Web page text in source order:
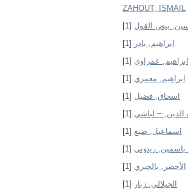
ZAHOUT, ISMAIL
بيض القول [1]
ابراهيم, بادر
[1]
ابراهيم, عمراوي [1]
ابراهيم, معمري [1]
اسحاق, فضيل [1]
− لباشي [1]
اسماعيل, ضبع [1]
ياسمين, زيتوني [1]
الأخضر, بالخيري [1]
الجيلالي, زبار
[1]